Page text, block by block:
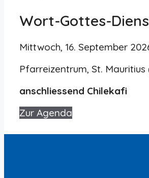
Wort-Gottes-
Mittwoch, 16. September
Pfarreizentrum, St.
anschliessend Chilekafi
Zur Agenda